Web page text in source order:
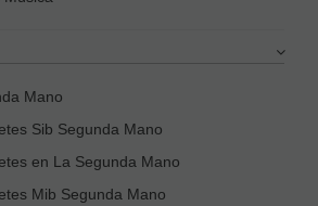
Mano
Sib Segunda Mano
en La Segunda Mano
Mib Segunda Mano